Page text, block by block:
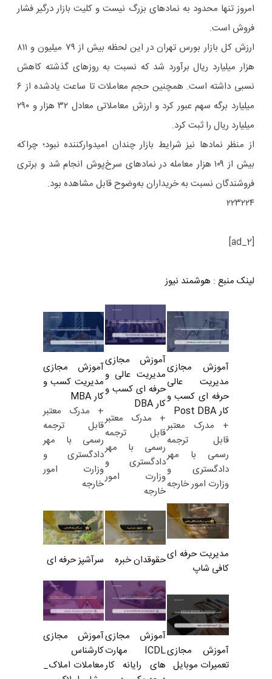
امروز تنها محدود به نمادهای بزرگ نیست و کلیت بازار درگیر فشار
فروش است.
ارزش کل بازار بورس تهران در این لحظه بیش از ۷۹ میلیون و ۸۱۱
هزار میلیارد ریال برآورد شد که نسبت به روزهای گذشته کاهش
نسبی داشته است. همچنین حجم معاملات تا ساعت یادشده از ۶
میلیارد برگه سهم عبور کرد و ارزش معاملاتی معادل ۳۲ هزار و ۲۹۰
میلیارد ریال را ثبت کرد.
از منظر نمادها نیز شرایط بازار چندان امیدوارکننده نبود؛ چراکه
بیش از ۱۰۹ هزار معامله در نمادهای سرخ‌پوش انجام شد و برتری
فروشندگان نسبت به خریداران به‌وضوح قابل مشاهده بود.
۲۲۳۲۲۴
[ad_2]
لینک منبع : هوشمند نیوز
آموزش مجازی
مدیریت عالی
حرفه ای کسب و
کار Post DBA
+ مدرک معتبر
قابل ترجمه
رسمی با مهر
دادگستری و
وزارت امور خارجه
آموزش مجازی
مدیریت عالی و
حرفه ای کسب و
کار DBA
+ مدرک معتبر
قابل ترجمه
رسمی با مهر
دادگستری و
وزارت امور
خارجه
آموزش مجازی
مدیریت کسب و
کار MBA
+ مدرک معتبر
قابل ترجمه
رسمی با مهر
دادگستری و
وزارت امور
خارجه
مدیریت حرفه ای
کافی شاپ
حقوقدان خبره سرآشپز حرفه ای
آموزش مجازی
تعمیرات موبایل
آموزش مجازی
ICDL مهارت
های رایانه کار
آموزش مجازی
کارشناس
معاملات املاک_